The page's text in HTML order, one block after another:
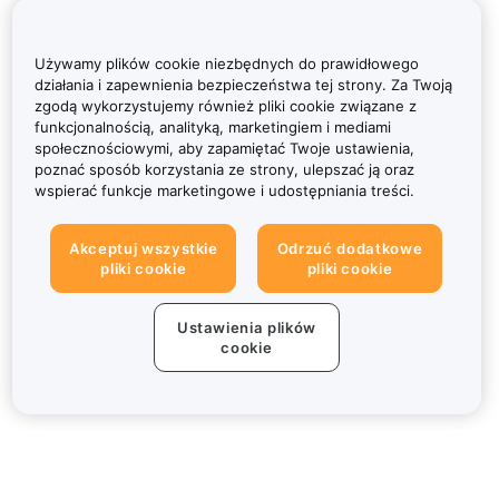
Używamy plików cookie niezbędnych do prawidłowego
działania i zapewnienia bezpieczeństwa tej strony. Za Twoją
zgodą wykorzystujemy również pliki cookie związane z
funkcjonalnością, analityką, marketingiem i mediami
społecznościowymi, aby zapamiętać Twoje ustawienia,
poznać sposób korzystania ze strony, ulepszać ją oraz
wspierać funkcje marketingowe i udostępniania treści.
Akceptuj wszystkie
pliki cookie
Odrzuć dodatkowe
pliki cookie
Ustawienia plików
cookie